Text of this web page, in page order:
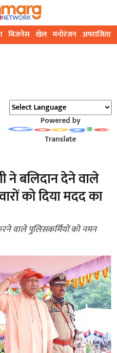
बिजनेस खेल मनोरंजन अपराजिता
Powered by
Translate
ने बलिदान देने वाले
को दिया मदद का
वाले पुलिसकर्मियों को नमन